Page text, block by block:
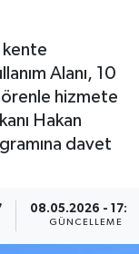
kente
Alanı, 10
hizmete
Hakan
davet
08.05.2026 -
GÜNCELLEME